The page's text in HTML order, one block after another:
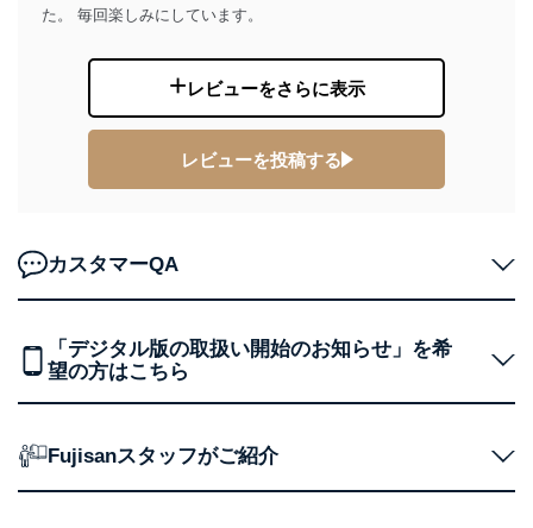
当社が取り扱う開示対象個人情報の利用目的は次のとお
個人情報の種類 利用目的
当社の定期購読サ
商品代金回収のため
ｅメール等による商品、サービ
ス、キャンペーン等の広告の案内
2
当社にお問合わせ
いただいた方の個
人情報
お問い合わせ対応、トラブル対
処、オペレーター教育など応対品
当社カスタマーQ＆
Aサービス利用者
カスタマーQ＆Aサイトの投稿内容
ｅメール等によるカスタマーQ＆A
サイトのサービス内容のご案内の
ため
た。 毎回楽しみにしています。
レビューをさらに表示
レビューを投稿する
カスタマーQA
「デジタル版の取扱い開始のお知らせ」を希
望の方はこちら
Fujisanスタッフがご紹介